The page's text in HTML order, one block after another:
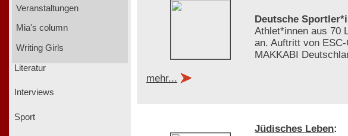
Veranstaltungen
Mia's column
Writing Girls
Literatur
Interviews
Sport
Deutsche
Athlet*innen aus 70
an. Auftritt von
MAKKABI
mehr...
Jüdisches Leben: